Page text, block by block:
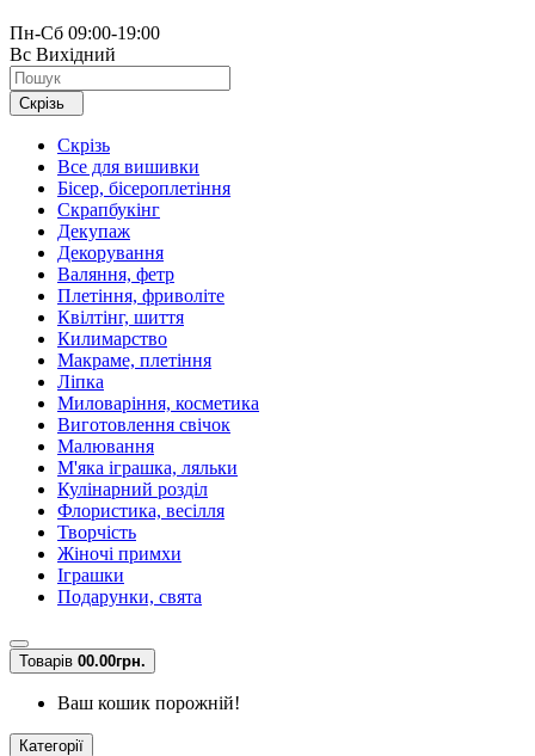
Пн-Сб 09:00-19:00
Вс Вихідний
Скрізь
Скрізь
Все для вишивки
Бісер, бісероплетіння
Скрапбукінг
Декупаж
Декорування
Валяння, фетр
Плетіння, фриволіте
Квілтінг, шиття
Килимарство
Макраме, плетіння
Ліпка
Миловаріння, косметика
Виготовлення свічок
Малювання
М'яка іграшка, ляльки
Кулінарний розділ
Флористика, весілля
Творчість
Жіночі примхи
Іграшки
Подарунки, свята
Товарів 00.00грн.
Ваш кошик порожній!
Категорії